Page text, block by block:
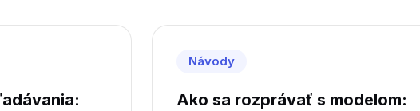
Návody
Ako sa rozprávať s modelom: